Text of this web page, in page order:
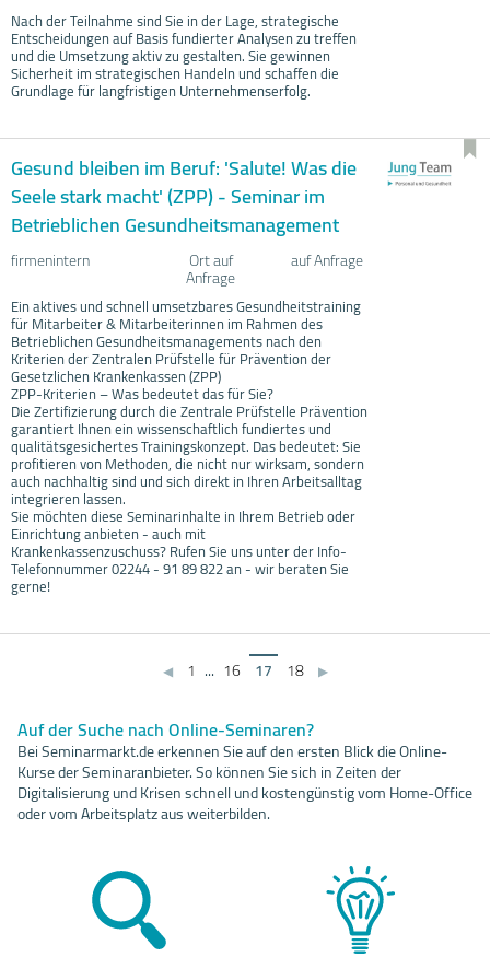
Nach der Teilnahme sind Sie in der Lage, strategische
Entscheidungen auf Basis fundierter Analysen zu treffen
und die Umsetzung aktiv zu gestalten. Sie gewinnen
Sicherheit im strategischen Handeln und schaffen die
Grundlage für langfristigen Unternehmenserfolg.
Gesund bleiben im Beruf: 'Salute! Was die
Seele stark macht' (ZPP) - Seminar im
Betrieblichen Gesundheitsmanagement
firmenintern Ort auf
Anfrage
auf Anfrage
Ein aktives und schnell umsetzbares Gesundheitstraining
für Mitarbeiter & Mitarbeiterinnen im Rahmen des
Betrieblichen Gesundheitsmanagements nach den
Kriterien der Zentralen Prüfstelle für Prävention der
Gesetzlichen Krankenkassen (ZPP)
ZPP-Kriterien – Was bedeutet das für Sie?
Die Zertifizierung durch die Zentrale Prüfstelle Prävention
garantiert Ihnen ein wissenschaftlich fundiertes und
qualitätsgesichertes Trainingskonzept. Das bedeutet: Sie
profitieren von Methoden, die nicht nur wirksam, sondern
auch nachhaltig sind und sich direkt in Ihren Arbeitsalltag
integrieren lassen.
Sie möchten diese Seminarinhalte in Ihrem Betrieb oder
Einrichtung anbieten - auch mit
Krankenkassenzuschuss? Rufen Sie uns unter der Info-
Telefonnummer 02244 - 91 89 822 an - wir beraten Sie
gerne!
◀ 1 ... 16 17 18 ▶
Auf der Suche nach Online-Seminaren?
Bei Seminarmarkt.de erkennen Sie auf den ersten Blick die Online-
Kurse der Seminaranbieter. So können Sie sich in Zeiten der
Digitalisierung und Krisen schnell und kostengünstig vom Home-Office
oder vom Arbeitsplatz aus weiterbilden.